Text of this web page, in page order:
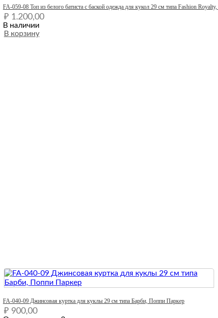
FA-059-08 Топ из белого батиста с баской одежда для кукол 29 см типа Fashion
₽ 1.200,00
В наличии
В корзину
FA-040-09 Джинсовая куртка для куклы 29 см типа Барби, Поппи Паркер
₽ 900,00